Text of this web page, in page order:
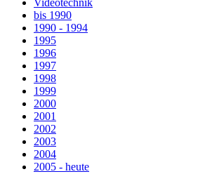
Videotechnik
bis 1990
1990 - 1994
1995
1996
1997
1998
1999
2000
2001
2002
2003
2004
2005 - heute